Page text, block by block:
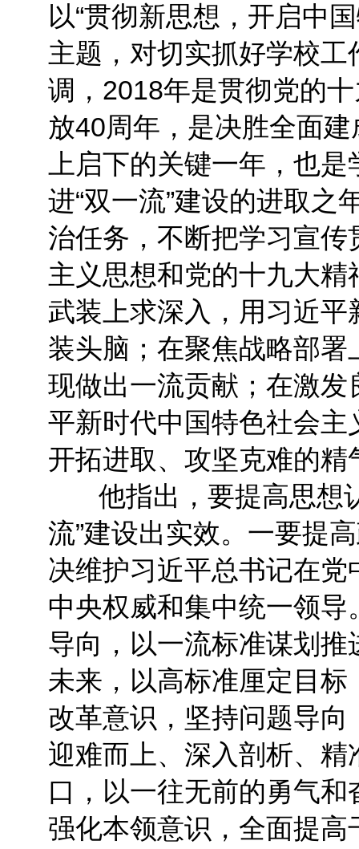
以“贯彻新思想，开启中
主题，对切实抓好学校
调，2018年是贯彻党的
放40周年，是决胜全面
上启下的关键一年，也
进“双一流”建设的进取之
治任务，不断把学习宣
主义思想和党的十九大
武装上求深入，用习近
装头脑；在聚焦战略部
现做出一流贡献；在激
平新时代中国特色社会
开拓进取、攻坚克难的精
他指出，要提高思想
流”建设出实效。一要提
决维护习近平总书记在
中央权威和集中统一领
导向，以一流标准谋划推
未来，以高标准厘定目
改革意识，坚持问题导
迎难而上、深入剖析、
口，以一往无前的勇气
强化本领意识，全面提